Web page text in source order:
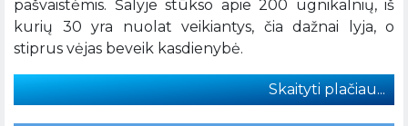
pašvaistėmis. Šalyje stūkso apie 200 ugnikalnių, iš
kurių 30 yra nuolat veikiantys, čia dažnai lyja, o
stiprus vėjas beveik kasdienybė.
Skaityti plačiau...